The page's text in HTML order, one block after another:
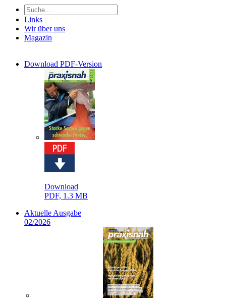
Links
Wir über uns
Magazin
Download PDF-Version
Download
PDF, 1.3 MB
Aktuelle Ausgabe
02/2026